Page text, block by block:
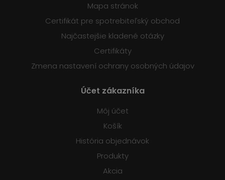
Mapa stránok
Certifikát pre spotrebiteľský obchod
Najčastejšie kladené otázky
Certifikáty
Zmena nastavení ochrany osobných údajov
Účet zákazníka
Môj účet
Košík
História objednávok
Produkty
Akcia